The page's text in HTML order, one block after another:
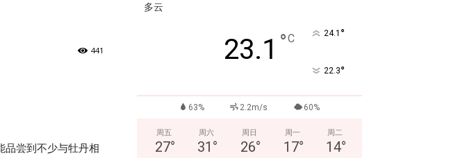
441
品尝到不少与牡丹相
多云
23.1 °C 24.1 °
22.3°
63% 2.2m/s 60%
周五
27°
周六
31 °
周日
26°
周一
17°
周二
14°